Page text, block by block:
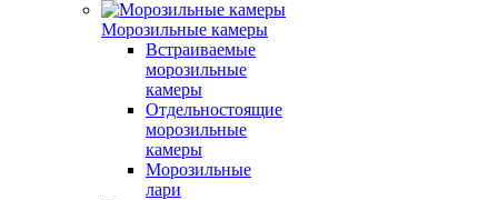
Морозильные камеры
Встраиваемые
морозильные
камеры
Отдельностоящие
морозильные
камеры
Морозильные
лари